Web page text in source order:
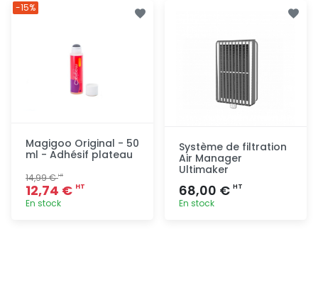
Magigoo Original - 50
ml - Adhésif plateau
14,99 €HT
12,74 € HT
En stock
-15%
Système de filtration
Air Manager
Ultimaker
68,00 € HT
En stock